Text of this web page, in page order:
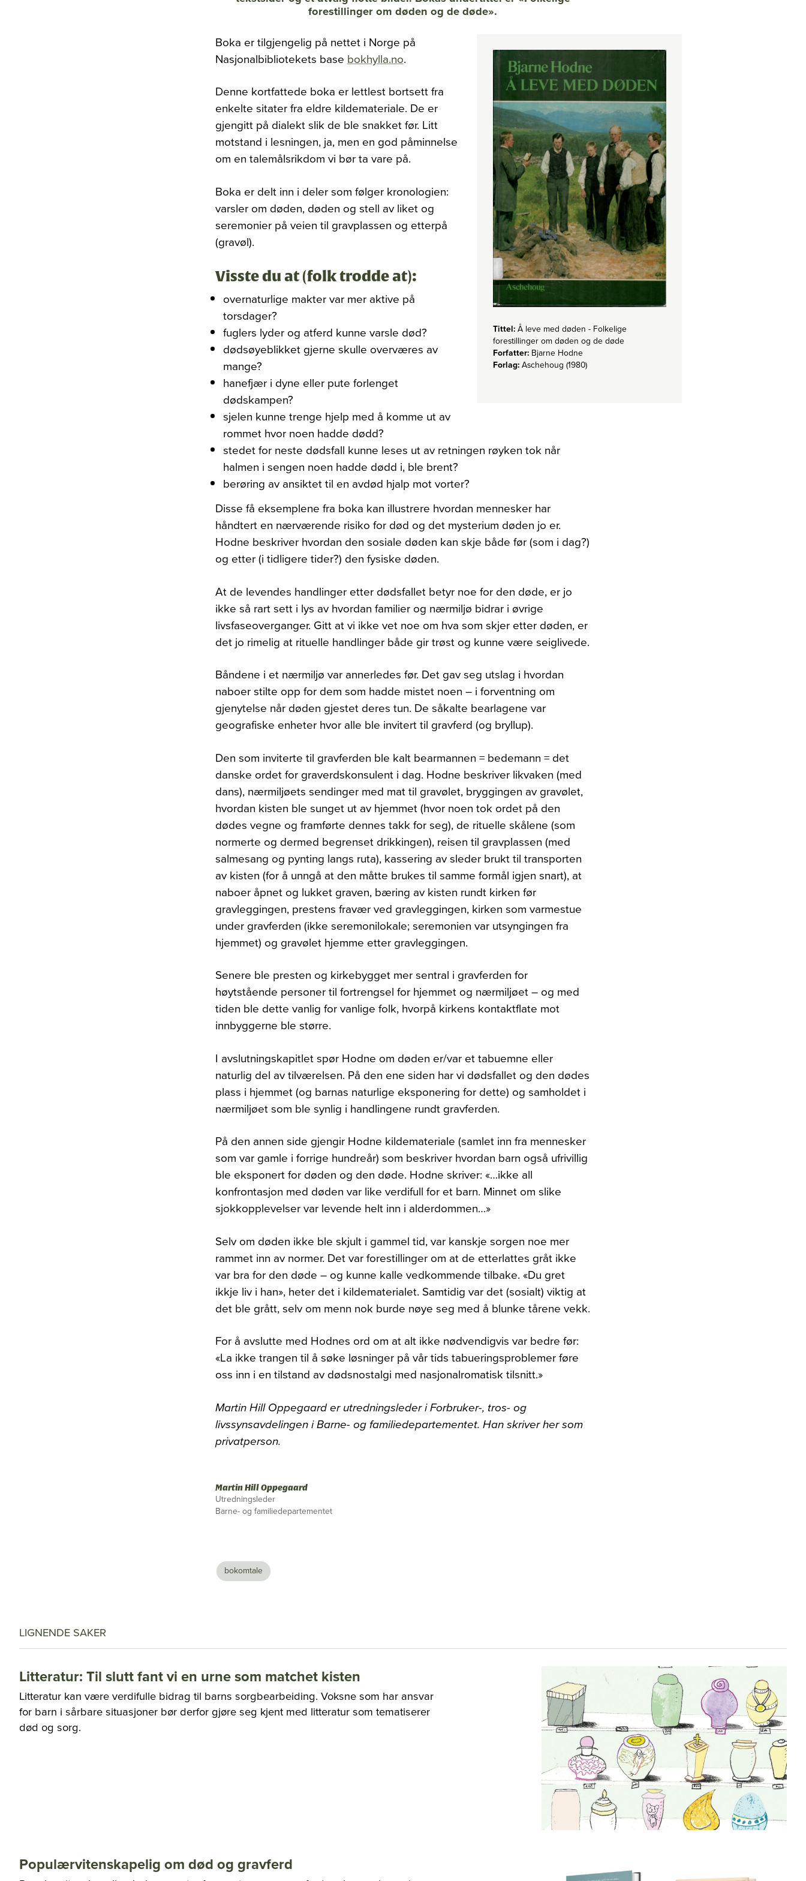
forestillinger om døden og de døde».
Tittel:Å leve med døden - Folkelige
forestillinger om døden og de døde
Forfatter:Bjarne Hodne
Forlag:Aschehoug (1980)
Boka er tilgjengelig på nettet i Norge på
Nasjonalbibliotekets base bokhylla.no.
Denne kortfattede boka er lettlest bortsett fra
enkelte sitater fra eldre kildemateriale. De er
gjengitt på dialekt slik de ble snakket før. Litt
motstand i lesningen, ja, men en god påminnelse
om en talemålsrikdom vi bør ta vare på.
Boka er delt inn i deler som følger kronologien:
varsler om døden, døden og stell av liket og
seremonier på veien til gravplassen og etterpå
(gravøl).
Visste du at (folk trodde at):
overnaturlige makter var mer aktive på
torsdager?
fuglers lyder og atferd kunne varsle død?
dødsøyeblikket gjerne skulle overværes av
mange?
hanefjær i dyne eller pute forlenget
dødskampen?
sjelen kunne trenge hjelp med å komme ut av
rommet hvor noen hadde dødd?
stedet for neste dødsfall kunne leses ut av retningen røyken tok når
halmen i sengen noen hadde dødd i, ble brent?
berøring av ansiktet til en avdød hjalp mot vorter?
Disse få eksemplene fra boka kan illustrere hvordan mennesker har
håndtert en nærværende risiko for død og det mysterium døden jo er.
Hodne beskriver hvordan den sosiale døden kan skje både før (som i dag?)
og etter (i tidligere tider?) den fysiske døden.
At de levendes handlinger etter dødsfallet betyr noe for den døde, er jo
ikke så rart sett i lys av hvordan familier og nærmiljø bidrar i øvrige
livsfaseoverganger. Gitt at vi ikke vet noe om hva som skjer etter døden, er
det jo rimelig at rituelle handlinger både gir trøst og kunne være seiglivede.
Båndene i et nærmiljø var annerledes før. Det gav seg utslag i hvordan
naboer stilte opp for dem som hadde mistet noen – i forventning om
gjenytelse når døden gjestet deres tun. De såkalte bearlagene var
geografiske enheter hvor alle ble invitert til gravferd (og bryllup).
Den som inviterte til gravferden ble kalt bearmannen = bedemann = det
danske ordet for graverdskonsulent i dag. Hodne beskriver likvaken (med
dans), nærmiljøets sendinger med mat til gravølet, bryggingen av gravølet,
hvordan kisten ble sunget ut av hjemmet (hvor noen tok ordet på den
dødes vegne og framførte dennes takk for seg), de rituelle skålene (som
normerte og dermed begrenset drikkingen), reisen til gravplassen (med
salmesang og pynting langs ruta), kassering av sleder brukt til transporten
av kisten (for å unngå at den måtte brukes til samme formål igjen snart), at
naboer åpnet og lukket graven, bæring av kisten rundt kirken før
gravleggingen, prestens fravær ved gravleggingen, kirken som varmestue
under gravferden (ikke seremonilokale; seremonien var utsyngingen fra
hjemmet) og gravølet hjemme etter gravleggingen.
Senere ble presten og kirkebygget mer sentral i gravferden for
høytstående personer til fortrengsel for hjemmet og nærmiljøet – og med
tiden ble dette vanlig for vanlige folk, hvorpå kirkens kontaktflate mot
innbyggerne ble større.
I avslutningskapitlet spør Hodne om døden er/var et tabuemne eller
naturlig del av tilværelsen. På den ene siden har vi dødsfallet og den dødes
plass i hjemmet (og barnas naturlige eksponering for dette) og samholdet i
nærmiljøet som ble synlig i handlingene rundt gravferden.
På den annen side gjengir Hodne kildemateriale (samlet inn fra mennesker
som var gamle i forrige hundreår) som beskriver hvordan barn også ufrivillig
ble eksponert for døden og den døde. Hodne skriver: «…ikke all
konfrontasjon med døden var like verdifull for et barn. Minnet om slike
sjokkopplevelser var levende helt inn i alderdommen…»
Selv om døden ikke ble skjult i gammel tid, var kanskje sorgen noe mer
rammet inn av normer. Det var forestillinger om at de etterlattes gråt ikke
var bra for den døde – og kunne kalle vedkommende tilbake. «Du gret
ikkje liv i han», heter det i kildematerialet. Samtidig var det (sosialt) viktig at
det ble grått, selv om menn nok burde nøye seg med å blunke tårene vekk.
For å avslutte med Hodnes ord om at alt ikke nødvendigvis var bedre før:
«La ikke trangen til å søke løsninger på vår tids tabueringsproblemer føre
oss inn i en tilstand av dødsnostalgi med nasjonalromatisk tilsnitt.»
Martin Hill Oppegaard er utredningsleder i Forbruker-, tros- og
livssynsavdelingen i Barne- og familiedepartementet. Han skriver her som
privatperson.
Martin Hill Oppegaard
Utredningsleder
Barne- og familiedepartementet
bokomtale
LIGNENDE SAKER
Litteratur: Til slutt fant vi en urne som matchet kisten
Litteratur kan være verdifulle bidrag til barns sorgbearbeiding. Voksne som har ansvar
for barn i sårbare situasjoner bør derfor gjøre seg kjent med litteratur som tematiserer
død og sorg.
Populærvitenskapelig om død og gravferd